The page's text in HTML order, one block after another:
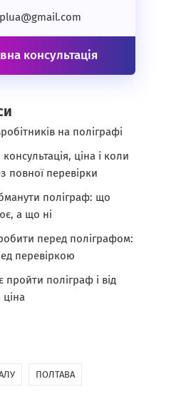
консультація
на поліграфі
ціна і коли
повної перевірки
поліграф: що
а що ні
перед поліграфом:
перевіркою
пройти поліграф і від
ПОЛТАВА